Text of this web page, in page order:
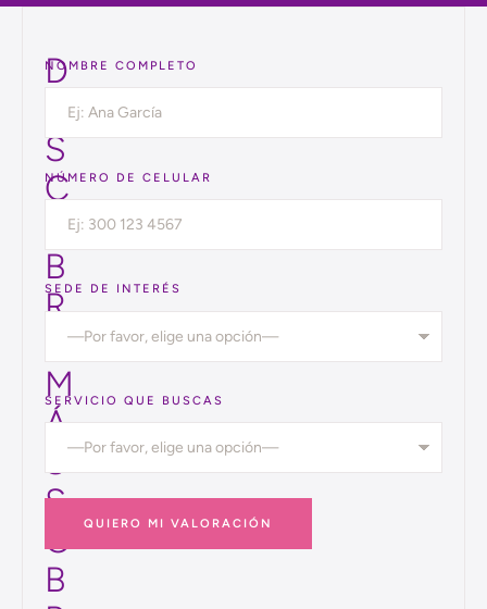
@marcaalma.co
E
S
C
U
B
R
E
M
Á
NOMBRE COMPLETO
NÚMERO DE CELULAR
SEDE DE INTERÉS